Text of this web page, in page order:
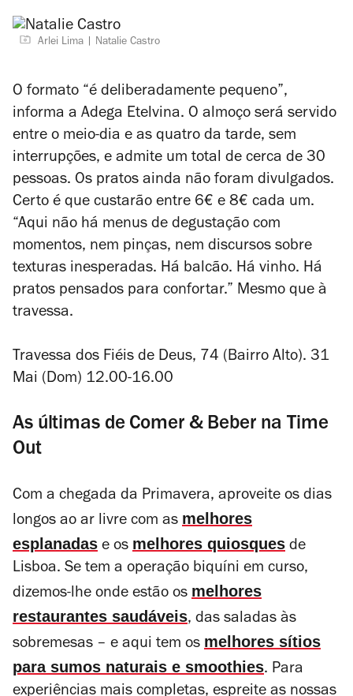
Arlei Lima Natalie Castro
O formato “é deliberadamente pequeno”,
informa a Adega Etelvina. O almoço será servido
entre o meio-dia e as quatro da tarde, sem
interrupções, e admite um total de cerca de 30
pessoas. Os pratos ainda não foram divulgados.
Certo é que custarão entre 6€ e 8€ cada um.
“Aqui não há menus de degustação com
momentos, nem pinças, nem discursos sobre
texturas inesperadas. Há balcão. Há vinho. Há
pratos pensados para confortar.” Mesmo que à
travessa.
Travessa dos Fiéis de Deus, 74 (Bairro Alto). 31
Mai (Dom) 12.00-16.00
As últimas de Comer & Beber na Time
Out
Com a chegada da Primavera, aproveite os dias
longos ao ar livre com as melhores
esplanadas e os melhores quiosques de
Lisboa. Se tem a operação biquíni em curso,
dizemos-lhe onde estão os melhores
restaurantes saudáveis, das saladas às
sobremesas – e aqui tem os melhores sítios
para sumos naturais e smoothies. Para
experiências mais completas, espreite as nossas